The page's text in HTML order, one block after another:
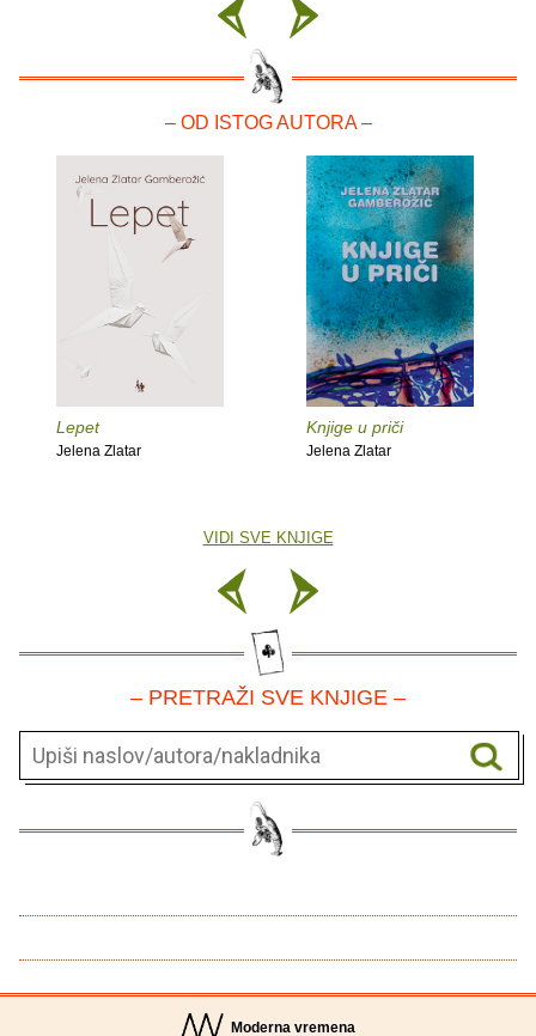
– OD ISTOG AUTORA –
Lepet
Jelena Zlatar
Knjige u priči
Jelena Zlatar
VIDI SVE KNJIGE
– PRETRAŽI SVE KNJIGE –
Moderna vremena